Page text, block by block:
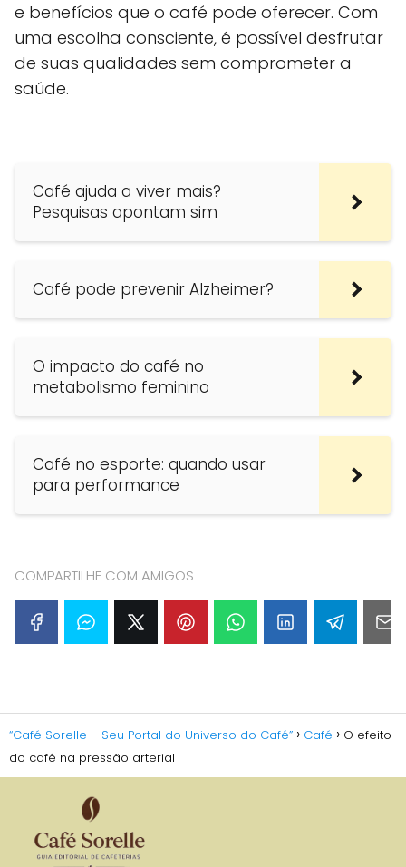
e benefícios que o café pode oferecer. Com
uma escolha consciente, é possível desfrutar
de suas qualidades sem comprometer a
saúde.
Café ajuda a viver mais?
Pesquisas apontam sim
Café pode prevenir Alzheimer?
O impacto do café no
metabolismo feminino
Café no esporte: quando usar
para performance
COMPARTILHE COM AMIGOS
“Café Sorelle – Seu Portal do Universo do Café” Café
O efeito
do café na pressão arterial